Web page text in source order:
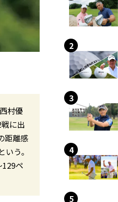
村優
に出
距離感
う。
ペ